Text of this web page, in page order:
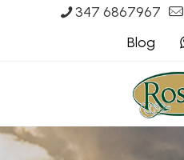
347 6867967
Blog